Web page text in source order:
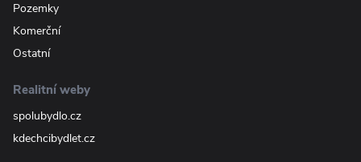
Pozemky
Komerční
Ostatní
Realitní weby
spolubydlo.cz
kdechcibydlet.cz